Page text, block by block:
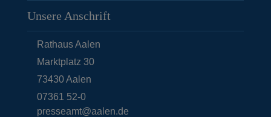
Unsere Anschrift
Rathaus Aalen
Marktplatz 30
73430Aalen
07361 52-0
presseamt@aalen.de